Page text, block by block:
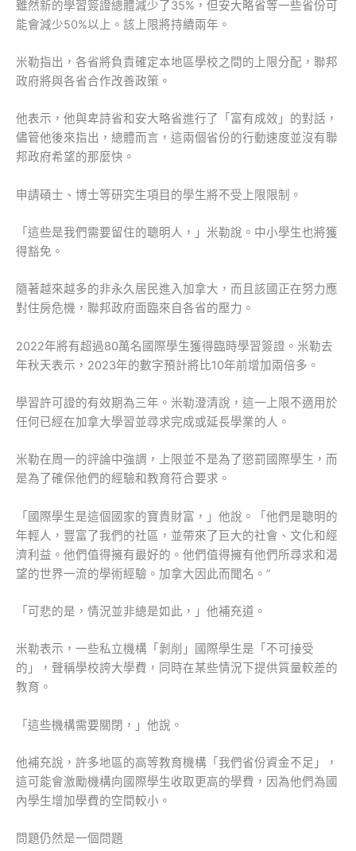
雖然新的學習簽證總體減少了35%，但安大略省等一些省份可
能會減少50%以上。該上限將持續兩年。
米勒指出，各省將負責確定本地區學校之間的上限分配，聯邦
政府將與各省合作改善政策。
他表示，他與卑詩省和安大略省進行了「富有成效」的對話，
儘管他後來指出，總體而言，這兩個省份的行動速度並沒有聯
邦政府希望的那麼快。
申請碩士、博士等研究生項目的學生將不受上限限制。
「這些是我們需要留住的聰明人，」米勒說。中小學生也將獲
得豁免。
隨著越來越多的非永久居民進入加拿大，而且該國正在努力應
對住房危機，聯邦政府面臨來自各省的壓力。
2022年將有超過80萬名國際學生獲得臨時學習簽證。米勒去
年秋天表示，2023年的數字預計將比10年前增加兩倍多。
學習許可證的有效期為三年。米勒澄清說，這一上限不適用於
任何已經在加拿大學習並尋求完成或延長學業的人。
米勒在周一的評論中強調，上限並不是為了懲罰國際學生，而
是為了確保他們的經驗和教育符合要求。
「國際學生是這個國家的寶貴財富，」他說。「他們是聰明的
年輕人，豐富了我們的社區，並帶來了巨大的社會、文化和經
濟利益。他們值得擁有最好的。他們值得擁有他們所尋求和渴
望的世界一流的學術經驗。加拿大因此而聞名。”
「可悲的是，情況並非總是如此，」他補充道。
米勒表示，一些私立機構「剝削」國際學生是「不可接受
的」，聲稱學校誇大學費，同時在某些情況下提供質量較差的
教育。
「這些機構需要關閉，」他說。
他補充說，許多地區的高等教育機構「我們省份資金不足」，
這可能會激勵機構向國際學生收取更高的學費，因為他們為國
內學生增加學費的空間較小。
問題仍然是一個問題